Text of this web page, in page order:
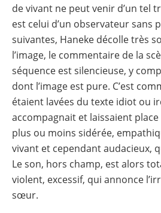
de vivant ne peut venir d’un tel
est celui d’un observateur sans
suivantes, Haneke décolle très
l’image, le commentaire de la
séquence est silencieuse, y
dont l’image est pure. C’est
étaient lavées du texte idiot ou
accompagnait et laissaient
plus ou moins sidérée,
vivant et cependant audacieux,
Le son, hors champ, est alors
violent, excessif, qui annonce
sœur.